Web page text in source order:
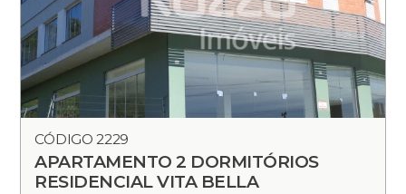
CÓDIGO 2229
APARTAMENTO 2 DORMITÓRIOS
RESIDENCIAL VITA BELLA